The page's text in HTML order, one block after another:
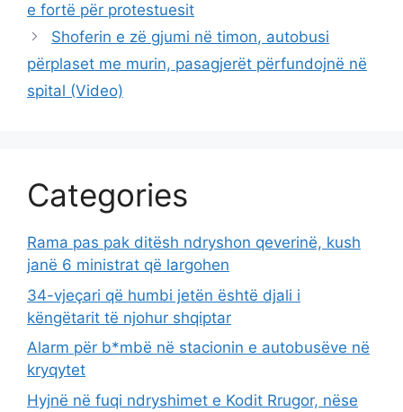
e fortë për protestuesit
Shoferin e zë gjumi në timon, autobusi
përplaset me murin, pasagjerët përfundojnë në
spital (Video)
Categories
Rama pas pak ditësh ndryshon qeverinë, kush
janë 6 ministrat që largohen
34-vjeçari që humbi jetën është djali i
këngëtarit të njohur shqiptar
Alarm për b*mbë në stacionin e autobusëve në
kryqytet
Hyjnë në fuqi ndryshimet e Kodit Rrugor, nëse